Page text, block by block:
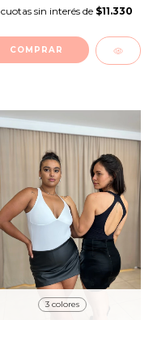
cuotas sin interés de $11.330
COMPRAR
3 colores